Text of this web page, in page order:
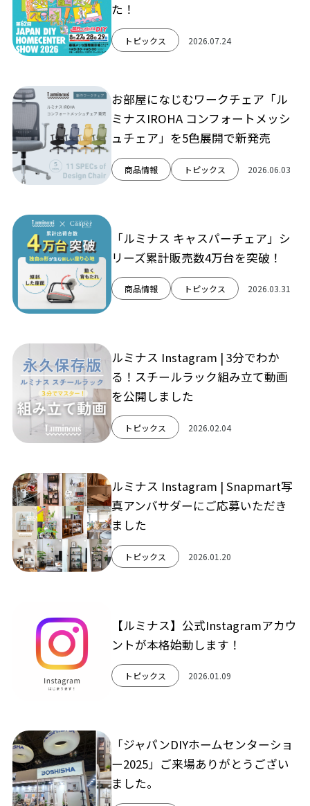
た！
トピックス 2026.07.24
お部屋になじむワークチェア「ル
ミナスIROHA コンフォートメッシ
ュチェア」を5色展開で新発売
商品情報 トピックス 2026.06.03
「ルミナス キャスパーチェア」シ
リーズ累計販売数4万台を突破！
商品情報 トピックス 2026.03.31
ルミナス Instagram | 3分でわか
る！スチールラック組み立て動画
を公開しました
トピックス 2026.02.04
ルミナス Instagram | Snapmart写
真アンバサダーにご応募いただき
ました
トピックス 2026.01.20
【ルミナス】公式Instagramアカウ
ントが本格始動します！
トピックス 2026.01.09
「ジャパンDIYホームセンターショ
ー2025」ご来場ありがとうござい
ました。